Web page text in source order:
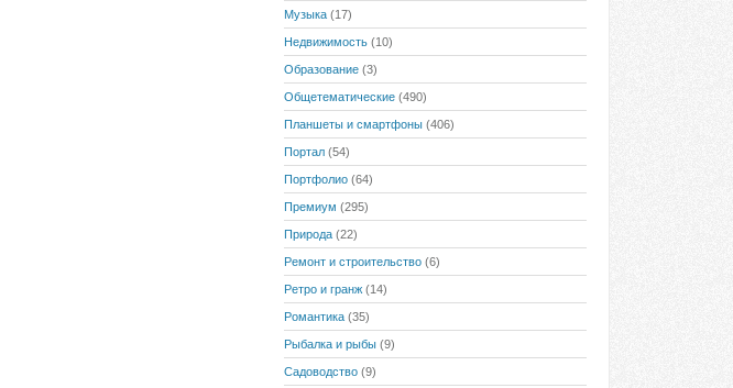
Музыка (17)
Недвижимость (10)
Образование (3)
Общетематические (490)
Планшеты и смартфоны (406)
Портал (54)
Портфолио (64)
Премиум (295)
Природа (22)
Ремонт и строительство (6)
Ретро и гранж (14)
Романтика (35)
Рыбалка и рыбы (9)
Садоводство (9)